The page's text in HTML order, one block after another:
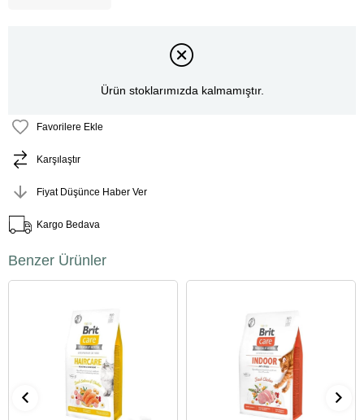
Ürün stoklarımızda kalmamıştır.
Favorilere Ekle
Karşılaştır
Fiyat Düşünce Haber Ver
Kargo Bedava
Benzer Ürünler